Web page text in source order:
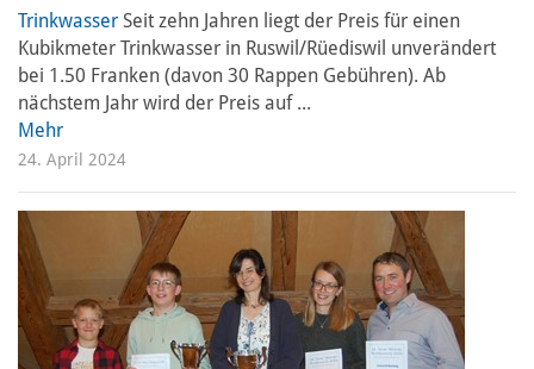
Trinkwasser Seit zehn Jahren liegt der Preis für einen
Kubikmeter Trinkwasser in Ruswil/Rüediswil unverändert
bei 1.50 Franken (davon 30 Rappen Gebühren). Ab
nächstem Jahr wird der Preis auf ...
Mehr
24. April 2024